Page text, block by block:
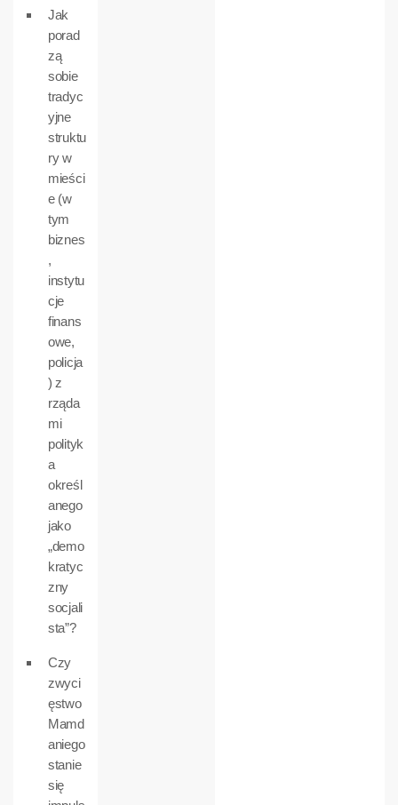
Jak
porad
zą
sobie
tradyc
yjne
struktu
ry w
mieści
e (w
tym
biznes
,
instytu
cje
finans
owe,
policja
) z
rząda
mi
polityk
a
określ
anego
jako
„demo
kratyc
zny
socjali
sta”?
Czy
zwyci
ęstwo
Mamd
aniego
stanie
się